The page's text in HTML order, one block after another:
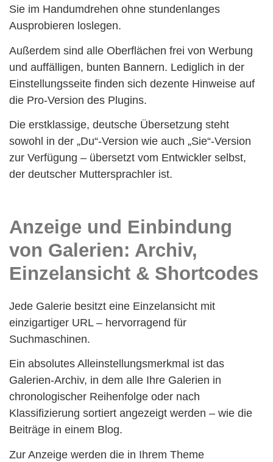
Sie im Handumdrehen ohne stundenlanges
Ausprobieren loslegen.
Außerdem sind alle Oberflächen frei von Werbung
und auffälligen, bunten Bannern. Lediglich in der
Einstellungsseite finden sich dezente Hinweise auf
die Pro-Version des Plugins.
Die erstklassige, deutsche Übersetzung steht
sowohl in der „Du“-Version wie auch „Sie“-Version
zur Verfügung – übersetzt vom Entwickler selbst,
der deutscher Muttersprachler ist.
Anzeige und Einbindung
von Galerien: Archiv,
Einzelansicht & Shortcodes
Jede Galerie besitzt eine Einzelansicht mit
einzigartiger URL – hervorragend für
Suchmaschinen.
Ein absolutes Alleinstellungsmerkmal ist das
Galerien-Archiv, in dem alle Ihre Galerien in
chronologischer Reihenfolge oder nach
Klassifizierung sortiert angezeigt werden – wie die
Beiträge in einem Blog.
Zur Anzeige werden die in Ihrem Theme